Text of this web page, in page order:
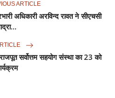
ARTICLE
अधिकारी अरविन्द रावत ने सीएचसी
सर्वोत्तम सहयोग संस्था का 23 को